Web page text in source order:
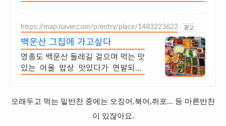
https://map.naver.com/p/entry/place/1483223622 광고
백운산 그집에 가고싶다
영종도 백운산 둘레길 걸으며 먹는 맛
있는 어울 밥상 맛있다가 연발되는,
오래두고 먹는 밑반찬 중에는 오징어,북어,쥐포... 등 마른반찬
이 있잖아요.